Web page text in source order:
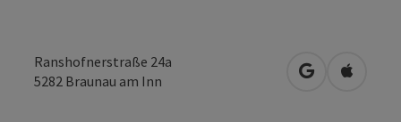
Ranshofnerstraße 24a
5282 Braunau am Inn in Google
in